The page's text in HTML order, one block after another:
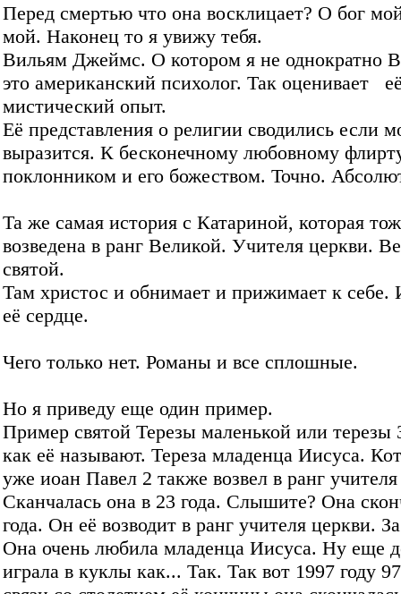
Перед смертью что она восклицает? О бог
мой. Наконец то я увижу тебя.
Вильям Джеймс. О котором я не однократно
это американский психолог. Так оценивает
мистический опыт.
Её представления о религии сводились если
выразится. К бесконечному любовному
поклонником и его божеством. Точно.
Та же самая история с Катариной, которая
возведена в ранг Великой. Учителя церкви.
святой.
Там христос и обнимает и прижимает к себе.
её сердце.
Чего только нет. Романы и все сплошные.
Но я приведу еще один пример.
Пример святой Терезы маленькой или терезы
как её называют. Тереза младенца Иисуса.
уже иоан Павел 2 также возвел в ранг
Сканчалась она в 23 года. Слышите? Она
года. Он её возводит в ранг учителя церкви.
Она очень любила младенца Иисуса. Ну еще
играла в куклы как... Так. Так вот 1997 году